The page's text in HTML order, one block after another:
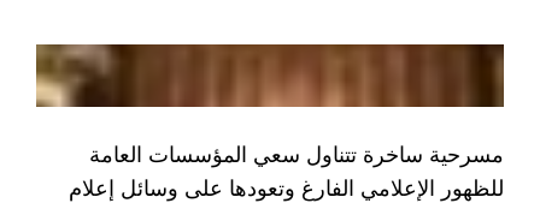
مسرحية ساخرة تتناول سعي المؤسسات العامة
للظهور الإعلامي الفارغ وتعودها على وسائل إعلام